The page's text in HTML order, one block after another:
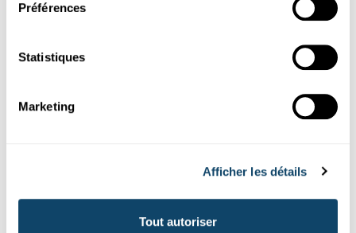
Préférences
Statistiques
Marketing
Afficher les détails
Tout autoriser
Bau e Schnéimännchen ouni Schnéi – a looss
FNR